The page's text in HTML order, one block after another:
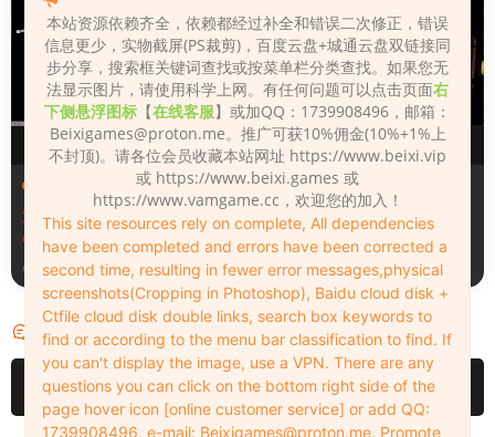
场景（Scenes）
汉化版Fall_Of_Dynasty_Silh
ouette_Play_Bug_Fixed_2&
《王朝陨落》剪影玩法修复版
3天前
场景（Scenes）
Fall_Of_Dynasty_Silhouette
_Play_Bug_Fixed_2
3天前
评论 1
请先登录
本站资源依赖齐全，依赖都经过补全和错误二次修正，错误
信息更少，实物截屏(PS裁剪)，百度云盘+城通云盘双链接同
步分享，搜索框关键词查找或按菜单栏分类查找。如果您无
法显示图片，请使用科学上网。有任何问题可以点击页面右
下侧悬浮图标 【在线客服】或加QQ：1739908496，邮箱：
Beixigames@proton.me。推广可获10%佣金(10%+1%上
不封顶)。请各位会员收藏本站网址 https://www.beixi.vip
或 https://www.beixi.games 或
https://www.vamgame.cc，欢迎您的加入！
This site resources rely on complete, All dependencies
have been completed and errors have been corrected a
second time, resulting in fewer error messages,physical
screenshots(Cropping in Photoshop), Baidu cloud disk +
Ctfile cloud disk double links, search box keywords to
find or according to the menu bar classification to find. If
you can't display the image, use a VPN. There are any
questions you can click on the bottom right side of the
page hover icon [online customer service] or add QQ:
1739908496, e-mail: Beixigames@proton.me. Promote